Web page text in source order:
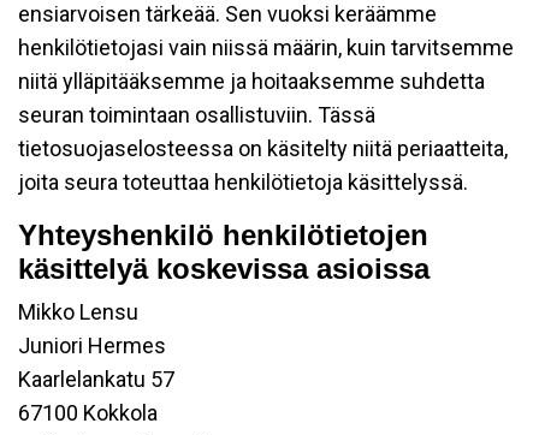
ensiarvoisen tärkeää. Sen vuoksi keräämme
henkilötietojasi vain niissä määrin, kuin tarvitsemme
niitä ylläpitääksemme ja hoitaaksemme suhdetta
seuran toimintaan osallistuviin. Tässä
tietosuojaselosteessa on käsitelty niitä periaatteita,
joita seura toteuttaa henkilötietoja käsittelyssä.
Yhteyshenkilö henkilötietojen
käsittelyä koskevissa asioissa
Mikko Lensu
Juniori Hermes
Kaarlelankatu 57
67100 Kokkola